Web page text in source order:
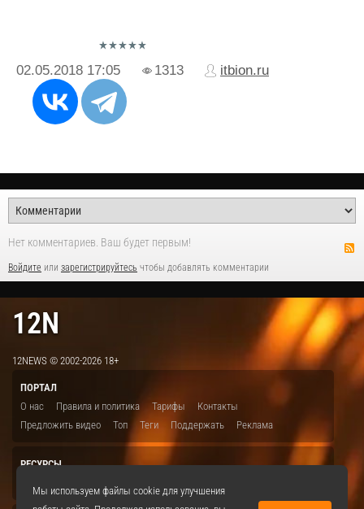
02.05.2018 17:05 1313 itbion.ru
Нет комментариев. Ваш будет первым!
Войдите или зарегистрируйтесь чтобы добавлять комментарии
12N
12NEWS © 2002-2026 18+
ПОРТАЛ
О нас
Правила и политика Тарифы
Контакты
Предложить видео
Топ Теги Поддержать Реклама
РЕСУРСЫ
Мы используем файлы cookie для улучшения